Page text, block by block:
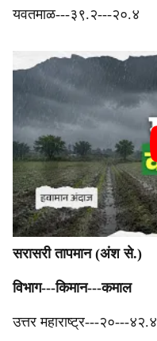
‎यवतमाळ---३९.२---२०.४
सरासरी तापमान (अंश से.)
‎विभाग---किमान---कमाल
‎उत्तर महाराष्ट्र---२०---४२.४